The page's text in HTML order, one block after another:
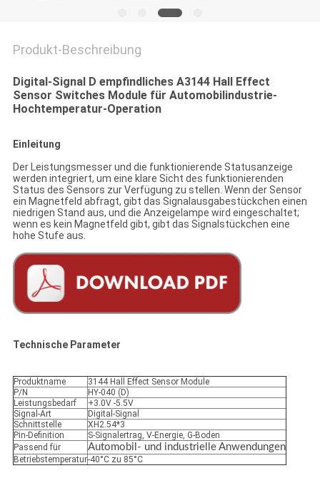
POLICY
Produkt-Beschreibung
Digital-Signal D empfindliches A3144 Hall Effect
Sensor Switches Module für Automobilindustrie-
Hochtemperatur-Operation
Einleitung
Der Leistungsmesser und die funktionierende Statusanzeige
werden integriert, um eine klare Sicht des funktionierenden
Status des Sensors zur Verfügung zu stellen. Wenn der Sensor
ein Magnetfeld abfragt, gibt das Signalausgabestückchen einen
niedrigen Stand aus, und die Anzeigelampe wird eingeschaltet;
wenn es kein Magnetfeld gibt, gibt das Signalstückchen eine
hohe Stufe aus.
Technische Parameter
Produktname
3144 Hall Effect Sensor Module
P/N
HY-040 (D)
Leistungsbedarf
+3.0V -5.5V
Signal-Art
Digital-Signal
Schnittstelle
XH2.54*3
Pin-Definition
S-Signalertrag, V-Energie, G-Boden
Passend für
Automobil- und industrielle Anwendungen
Betriebstemperatur-40°C zu 85°C